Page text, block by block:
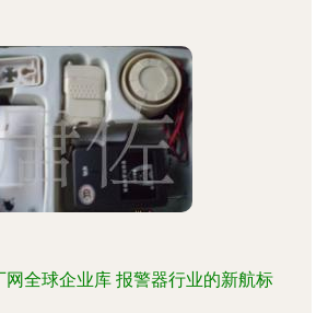
网全球企业库 报警器行业的新航标